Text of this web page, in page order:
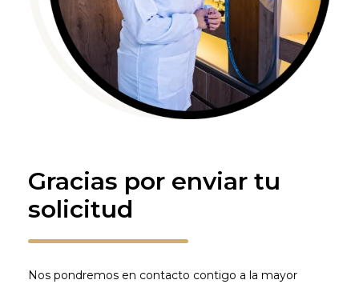
Gracias por enviar tu
solicitud
Nos pondremos en contacto contigo a la mayor